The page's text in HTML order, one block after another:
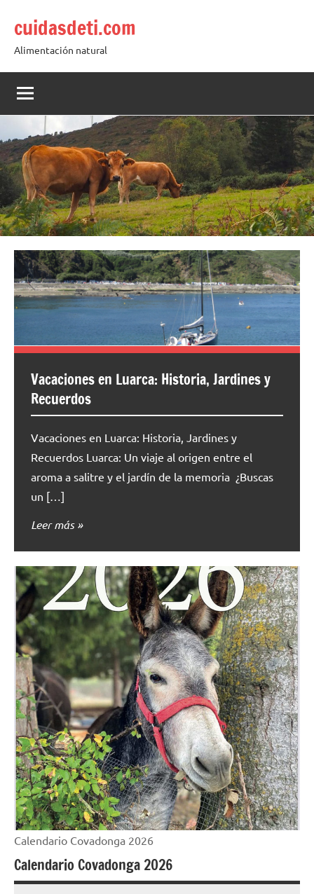
contenido
cuidasdeti.com
Alimentación natural
Vacaciones en Luarca: Historia, Jardines y
Recuerdos
Vacaciones en Luarca: Historia, Jardines y
Recuerdos Luarca: Un viaje al origen entre el
aroma a salitre y el jardín de la memoria ¿Buscas
un […]
Leer más
Calendario Covadonga 2026
Calendario Covadonga 2026